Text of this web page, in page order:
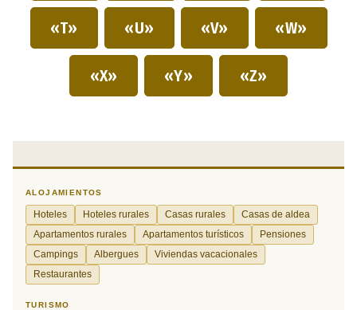
«T» «U» «V» «W»
«X» «Y» «Z»